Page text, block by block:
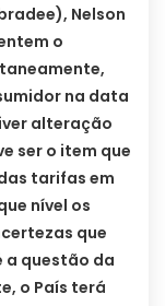
Nelson
o
na data
alteração
ser o item que
tarifas em
nível os
que
a questão da
o País terá